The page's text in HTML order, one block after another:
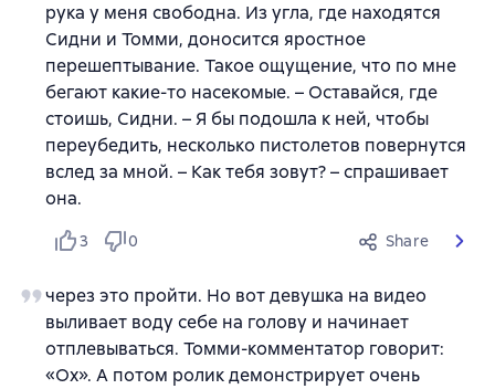
рука у меня свободна. Из угла, где находятся
Сидни и Томми, доносится яростное
перешептывание. Такое ощущение, что по мне
бегают какие-то насекомые. – Оставайся, где
стоишь, Сидни. – Я бы подошла к ней, чтобы
переубедить, несколько пистолетов повернутся
вслед за мной. – Как тебя зовут? – спрашивает
она.
3 0 Share
через это пройти. Но вот девушка на видео
выливает воду себе на голову и начинает
отплевываться. Томми-комментатор говорит:
«Ох». А потом ролик демонстрирует очень